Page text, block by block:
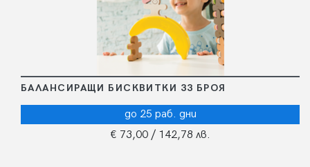
БАЛАНСИРАЩИ БИСКВИТКИ 33 БРОЯ
до 25 раб. дни
€ 73,00 / 142,78 лв.